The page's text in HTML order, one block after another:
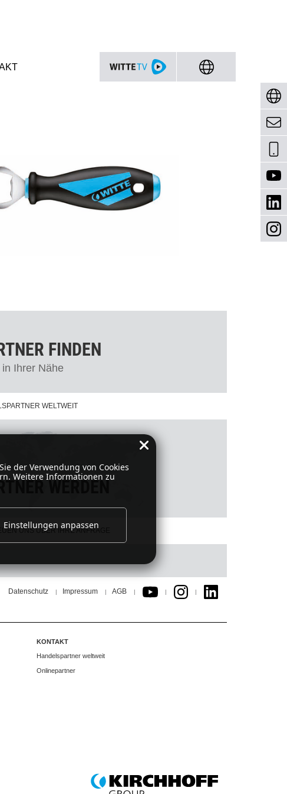
FINDEN
Ihrer Nähe
WELTWEIT
WERDEN
UNS ÜBER IHRE ANFRAGE
Datenschutz Impressum AGB
KONTAKT
Handelspartner weltweit
Onlinepartner
der Verwendung von Cookies
Weitere Informationen zu
Einstellungen anpassen